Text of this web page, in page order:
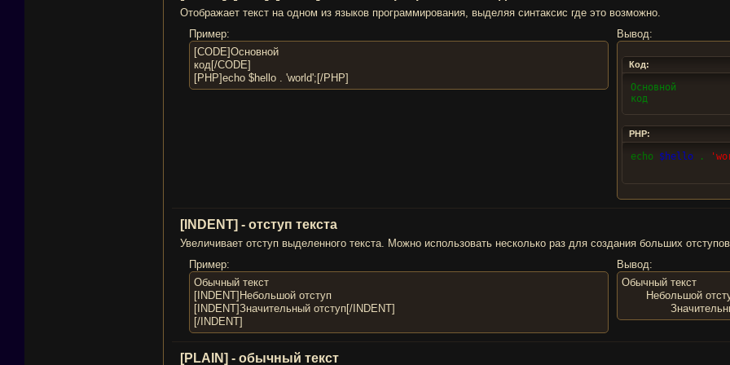
Отображает текст на одном из языков программирования, выделяя синтаксис где это возможно.
Пример:
[CODE]Основной
код[/CODE]
[PHP]echo $hello . 'world';[/PHP]
Вывод:
Код:
Основной
код
PHP:
echo $hello .
[INDENT] - отступ текста
Увеличивает отступ выделенного текста. Можно использовать несколько раз для создания больших
Пример:
Обычный текст
[INDENT]Небольшой отступ
[INDENT]Значительный отступ[/INDENT]
[/INDENT]
Вывод:
Обычный текст
Небольшой
[PLAIN] - обычный текст